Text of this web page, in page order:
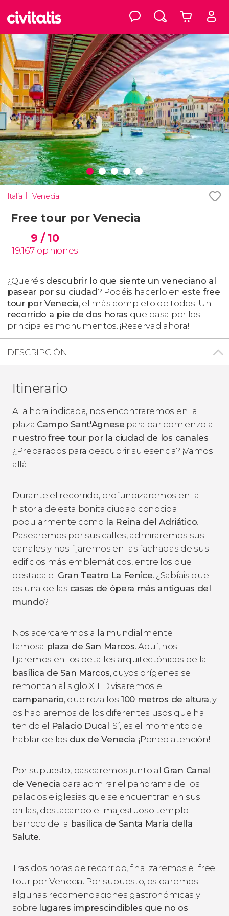
Italia Venecia
Free tour por Venecia
9 / 10
19.167 opiniones
¿Queréis descubrir lo que siente un veneciano al
pasear por su ciudad? Podéis hacerlo en este free
tour por Venecia, el más completo de todos. Un
recorrido a pie de dos horas que pasa por los
principales monumentos. ¡Reservad ahora!
DESCRIPCIÓN
Itinerario
A la hora indicada, nos encontraremos en la
plaza Campo Sant'Agnese para dar comienzo a
nuestrofree tour por la ciudad de los canales.
¿Preparados para descubrir su esencia? ¡Vamos
allá!
Durante el recorrido, profundizaremos en la
historia de esta bonita ciudad conocida
popularmente como la Reina del Adriático.
Pasearemos por sus calles, admiraremos sus
canales y nos fijaremos en las fachadas de sus
edificios más emblemáticos, entre los que
destaca el Gran Teatro La Fenice. ¿Sabíais que
es una de las casas de ópera más antiguas del
mundo?
Nos acercaremos a la mundialmente
famosa plaza de San Marcos. Aquí, nos
fijaremos en los detalles arquitectónicos de la
basílica de San Marcos, cuyos orígenes se
remontan al siglo XII. Divisaremos el
campanario, que roza los 100 metros de altura, y
os hablaremos de los diferentes usos que ha
tenido el Palacio Ducal. Sí, es el momento de
hablar de los dux de Venecia. ¡Poned atención!
Por supuesto, pasearemos junto al Gran Canal
de Venecia para admirar el panorama de los
palacios e iglesias que se encuentran en sus
orillas, destacando el majestuoso templo
barroco de la basílica de Santa María della
Salute.
Tras dos horas de recorrido, finalizaremos el free
tour por Venecia. Por supuesto, os daremos
algunas recomendaciones gastronómicas y
sobre lugares imprescindibles que no os